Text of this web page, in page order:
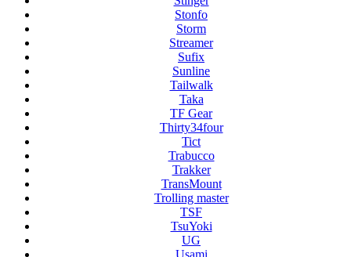
Stonfo
Storm
Streamer
Sufix
Sunline
Tailwalk
Taka
TF Gear
Thirty34four
Tict
Trabucco
Trakker
TransMount
Trolling master
TSF
TsuYoki
UG